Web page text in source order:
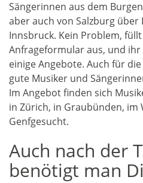
Sängerinnen aus dem
aber auch von Salzburg über
Innsbruck. Kein Problem,
Anfrageformular aus, und
einige Angebote. Auch für
gute Musiker und
Im Angebot finden sich
in Zürich, in Graubünden, im
Genfgesucht.
Auch nach der
benötigt man